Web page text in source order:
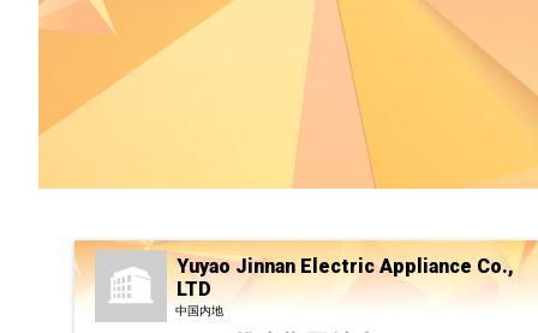
Yuyao Jinnan Electric Appliance Co.,
LTD
中国内地